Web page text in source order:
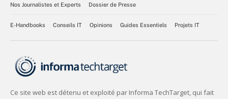
Nos Journalistes et Experts
Dossier de Presse
E-Handbooks Conseils IT Opinions Guides Essentiels Projets IT